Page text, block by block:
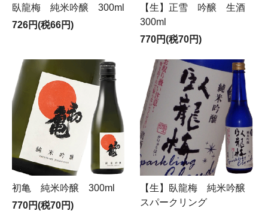
臥龍梅 純米吟醸 300ml
726円(税66円)
【生】正雪 吟醸 生酒
300ml
770円(税70円)
初亀 純米吟醸 300ml
770円(税70円)
【生】臥龍梅 純米吟醸
スパークリング